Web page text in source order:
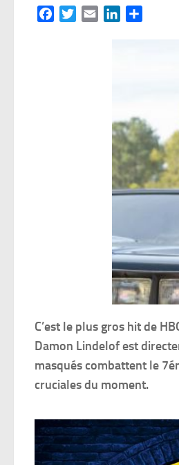
FacebookTwitterEmail LinkedIn
C’est le plus gros hit de
Damon Lindelof est
masqués combattent le
cruciales du moment.